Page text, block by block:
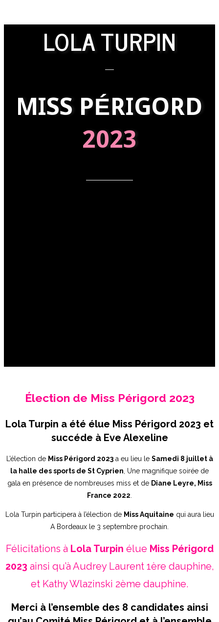
LOLA TURPIN
MISS PÉRIGORD
2023
Élection de Miss Périgord 2023
Lola Turpin a été élue Miss Périgord 2023 et
succéde à Eve Alexeline
L’élection de Miss Périgord 2023a eu lieu le Samedi 8 juillet à
la halle des sports de St Cyprien , Une magnifique soirée de
gala en présence de nombreuses miss et de Diane Leyre, Miss
France 2022
Lola Turpin participera à l’élection de Miss Aquitaine qui aura lieu
A Bordeaux le 3 septembre prochain.
Félicitations à Lola Turpin élue Miss Périgord
2023 ainsi qu’à Audrey Laurent 1ère dauphine,
et Kathy Wlazinski 2ème dauphine.
Merci à l’ensemble des 8 candidates ainsi